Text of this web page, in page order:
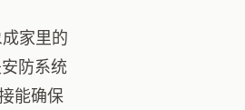
家里的
防系统
能确保